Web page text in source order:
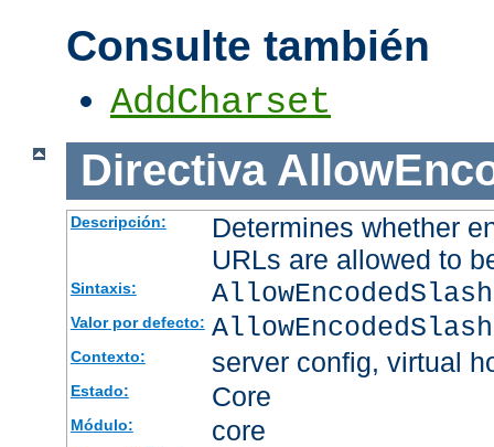
Consulte también
AddCharset
Directiva
Descripción:
Determines whether
URLs are allowed to
Sintaxis:
Valor por defecto:
Contexto: server config, virtual
Estado: Core
Módulo: core